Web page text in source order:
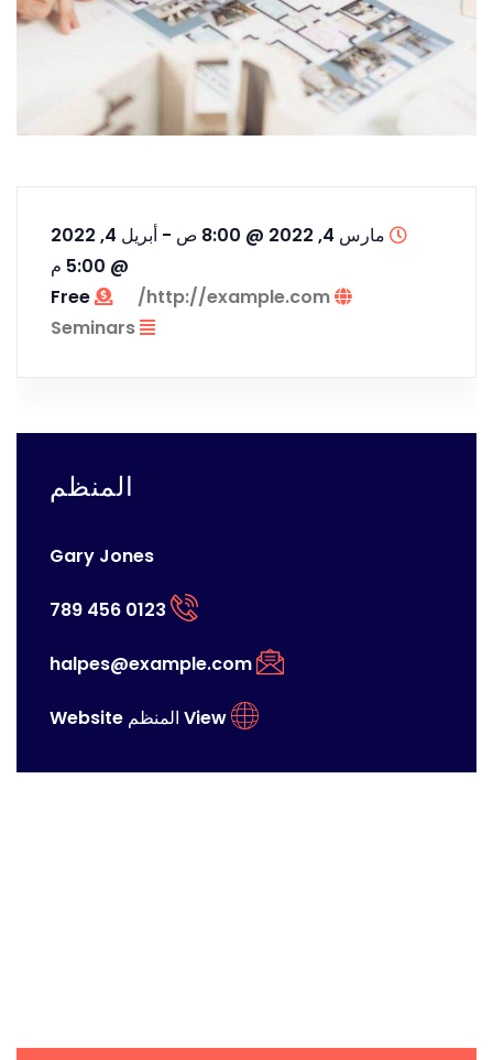
مارس 4, 2022 @ 8:00 ص -
أبريل 4, 2022
@ 5:00 م
Free
http://example.com/
Seminars
المنظم
Gary Jones
View المنظم Website